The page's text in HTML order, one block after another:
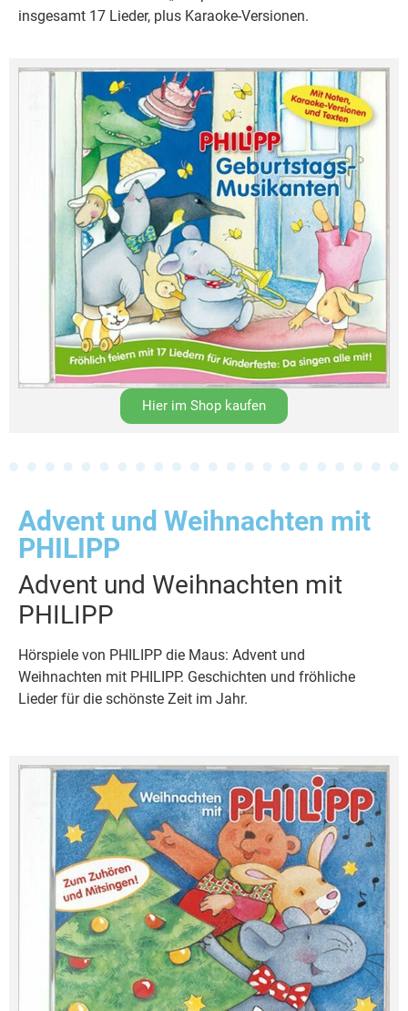
insgesamt 17 Lieder, plus Karaoke-Versionen.
Hier im Shop kaufen
Advent und Weihnachten mit
PHILIPP
Advent und Weihnachten mit
PHILIPP
Hörspiele von PHILIPP die Maus: Advent und
Weihnachten mit PHILIPP. Geschichten und fröhliche
Lieder für die schönste Zeit im Jahr.